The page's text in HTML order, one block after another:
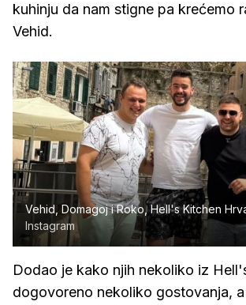
kuhinju da nam stigne pa krećemo
Vehid.
Vehid, Domagoj i Roko, Hell's Kitchen
Instagram
Dodao je kako njih nekoliko iz
dogovoreno nekoliko gostovanja,